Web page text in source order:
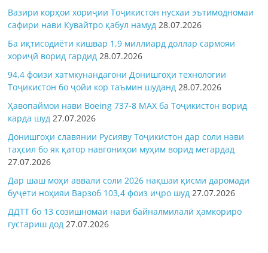
Вазири корҳои хориҷии Тоҷикистон нусхаи эътимодномаи
сафири нави Кувайтро қабул намуд 28.07.2026
Ба иқтисодиёти кишвар 1,9 миллиард доллар сармояи
хориҷӣ ворид гардид 28.07.2026
94,4 фоизи хатмкунандагони Донишгоҳи технологии
Тоҷикистон бо ҷойи кор таъмин шуданд 28.07.2026
Ҳавопаймои нави Boeing 737-8 MAX ба Тоҷикистон ворид
карда шуд 27.07.2026
Донишгоҳи славянии Русияву Тоҷикистон дар соли нави
таҳсил бо як қатор навгониҳои муҳим ворид мегардад
27.07.2026
Дар шаш моҳи аввали соли 2026 нақшаи қисми даромади
буҷети ноҳияи Варзоб 103,4 фоиз иҷро шуд 27.07.2026
ДДТТ бо 13 созишномаи нави байналмилалӣ ҳамкориро
густариш дод 27.07.2026